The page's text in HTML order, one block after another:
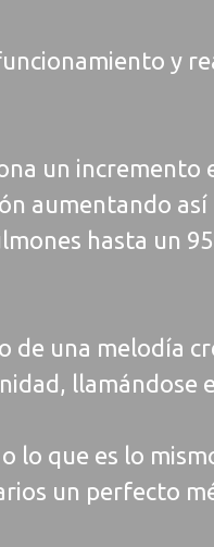
y
un incremento
aumentando
hasta un
de una melodía
llamándose
lo que es lo
un perfecto